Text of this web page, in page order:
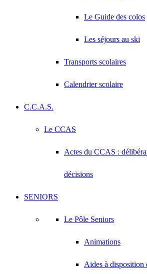
Le Guide des colos
Les séjours au ski
Transports scolaires
Calendrier scolaire
C.C.A.S.
Le CCAS
Actes du CCAS :
décisions
SENIORS
Le Pôle Seniors
Animations
Aides à disposition